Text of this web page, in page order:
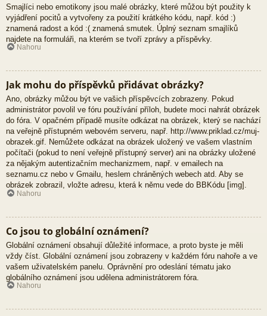
Smajlíci nebo emotikony jsou malé obrázky, které můžou být použity k
vyjádření pocitů a vytvořeny za použití krátkého kódu, např. kód :)
znamená radost a kód :( znamená smutek. Úplný seznam smajlíků
najdete na formuláři, na kterém se tvoří zprávy a příspěvky.
Nahoru
Jak mohu do příspěvků přidávat obrázky?
Ano, obrázky můžou být ve vašich příspěvcích zobrazeny. Pokud
administrátor povolil ve fóru používání příloh, budete moci nahrát obrázek
do fóra. V opačném případě musíte odkázat na obrázek, který se nachází
na veřejně přístupném webovém serveru, např. http://www.priklad.cz/muj-
obrazek.gif. Nemůžete odkázat na obrázek uložený ve vašem vlastním
počítači (pokud to není veřejně přístupný server) ani na obrázky uložené
za nějakým autentizačním mechanizmem, např. v emailech na
seznamu.cz nebo v Gmailu, heslem chráněných webech atd. Aby se
obrázek zobrazil, vložte adresu, která k němu vede do BBKódu [img].
Nahoru
Co jsou to globální oznámení?
Globální oznámení obsahují důležité informace, a proto byste je měli
vždy číst. Globální oznámení jsou zobrazeny v každém fóru nahoře a ve
vašem uživatelském panelu. Oprávnění pro odeslání tématu jako
globálního oznámení jsou udělena administrátorem fóra.
Nahoru